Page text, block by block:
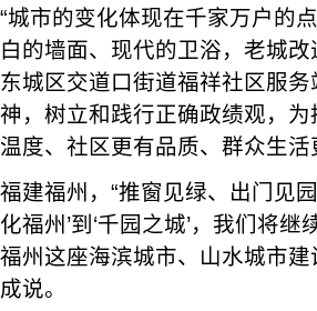
“城市的变化体现在千家万户的
白的墙面、现代的卫浴，老城
东城区交道口街道福祥社区服
神，树立和践行正确政绩观，
温度、社区更有品质、群众生活
福建福州，“推窗见绿、出门见
化福州’到‘千园之城’，我们将
福州这座海滨城市、山水城市
成说。